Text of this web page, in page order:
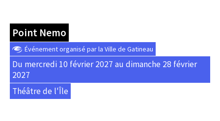
Point Nemo
Événement organisé par la Ville de Gatineau
Du mercredi 10 février 2027 au dimanche 28 février
2027
Théâtre de l'Île